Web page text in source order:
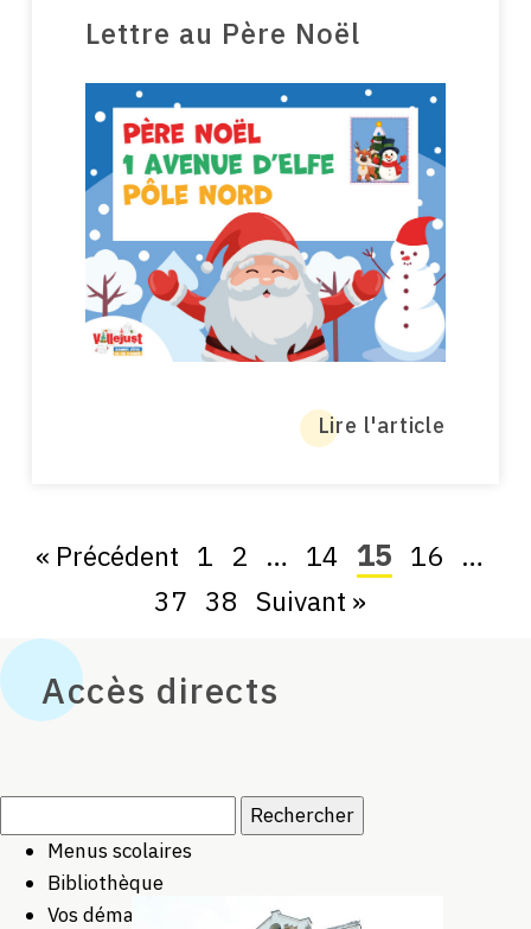
Lettre au Père Noël
Lire l'article
« Précédent 1 2 … 14 15 16 …
37 38 Suivant »
Accès directs
Menus scolaires
Bibliothèque
Vos démarches